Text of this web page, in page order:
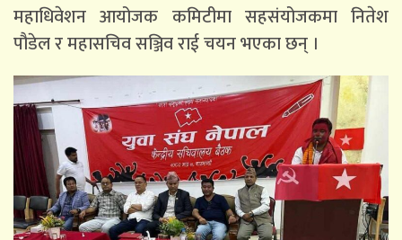
महाधिवेशन आयोजक कमिटीमा सहसंयोजकमा नितेश
पौडेल र महासचिव सञ्जिव राई चयन भएका छन् ।